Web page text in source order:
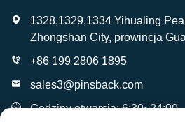
1328,1329,1334 Yihualing
Zhongshan City, prowincja
+86 199 2806 1895
sales3@pinsback.com
Godziny otwarcia: 6:30~24:00